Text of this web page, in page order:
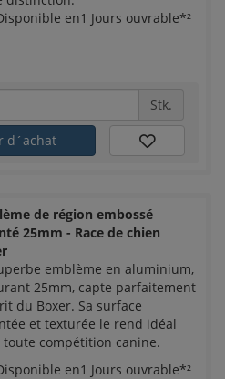
en1 Jours ouvrable*²
Stk.
d´achat
de région embossé
25mm - Race de chien
emblème en aluminium,
25mm, capte parfaitement
du Boxer. Sa surface
et texturée le rend idéal
toute compétition canine.
en1 Jours ouvrable*²